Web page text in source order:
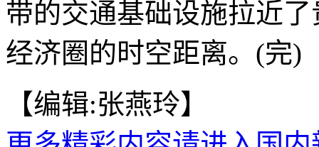
带的交通基础设施拉近
经济圈的时空距离。(完)
【编辑:张燕玲】